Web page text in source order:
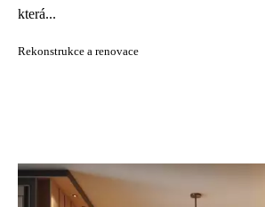
která...
Rekonstrukce a renovace